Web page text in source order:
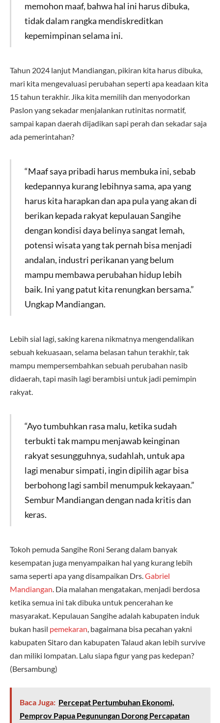
memohon maaf, bahwa hal ini harus dibuka,
tidak dalam rangka mendiskreditkan
kepemimpinan selama ini.
Tahun 2024 lanjut Mandiangan, pikiran kita harus dibuka,
mari kita mengevaluasi perubahan seperti apa keadaan kita
15 tahun terakhir. Jika kita memilih dan menyodorkan
Paslon yang sekadar menjalankan rutinitas normatif,
sampai kapan daerah dijadikan sapi perah dan sekadar saja
ada pemerintahan?
“Maaf saya pribadi harus membuka ini, sebab
kedepannya kurang lebihnya sama, apa yang
harus kita harapkan dan apa pula yang akan di
berikan kepada rakyat kepulauan Sangihe
dengan kondisi daya belinya sangat lemah,
potensi wisata yang tak pernah bisa menjadi
andalan, industri perikanan yang belum
mampu membawa perubahan hidup lebih
baik. Ini yang patut kita renungkan bersama.”
Ungkap Mandiangan.
Lebih sial lagi, saking karena nikmatnya mengendalikan
sebuah kekuasaan, selama belasan tahun terakhir, tak
mampu mempersembahkan sebuah perubahan nasib
didaerah, tapi masih lagi berambisi untuk jadi pemimpin
rakyat.
“Ayo tumbuhkan rasa malu, ketika sudah
terbukti tak mampu menjawab keinginan
rakyat sesungguhnya, sudahlah, untuk apa
lagi menabur simpati, ingin dipilih agar bisa
berbohong lagi sambil menumpuk kekayaan.”
Sembur Mandiangan dengan nada kritis dan
keras.
Tokoh pemuda Sangihe Roni Serang dalam banyak
kesempatan juga menyampaikan hal yang kurang lebih
sama seperti apa yang disampaikan Drs.Gabriel
Mandiangan. Dia malahan mengatakan, menjadi berdosa
ketika semua ini tak dibuka untuk pencerahan ke
masyarakat. Kepulauan Sangihe adalah kabupaten induk
bukan hasil pemekaran, bagaimana bisa pecahan yakni
kabupaten Sitaro dan kabupaten Talaud akan lebih survive
dan miliki lompatan. Lalu siapa figur yang pas kedepan?
(Bersambung)
Baca Juga: Percepat Pertumbuhan Ekonomi,
Pemprov Papua Pegunungan Dorong Percapatan